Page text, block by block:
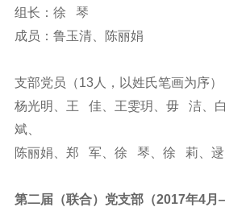
组长：徐 琴
成员：鲁玉清、陈丽娟
支部党员（13人，以姓氏笔画为序）
杨光明、王 佳、王雯玥、毋 洁、
斌、
陈丽娟、郑 军、徐 琴、徐 莉、
第二届（联合）党支部（2017年4月